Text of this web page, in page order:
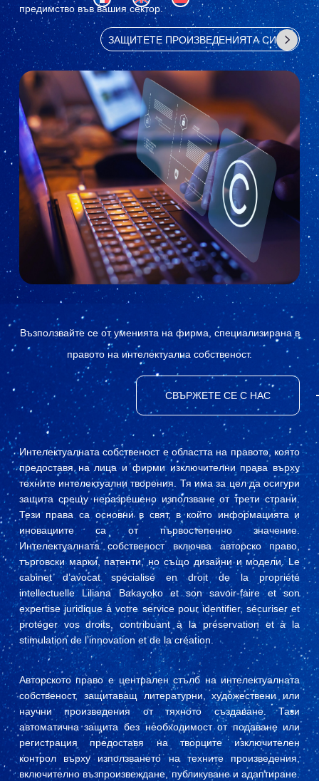
предимство във вашия сектор.
ЗАЩИТЕТЕ ПРОИЗВЕДЕНИЯТА СИ
Възползвайте се от уменията на фирма, специализирана в
правото на интелектуална собственост.
СВЪРЖЕТЕ СЕ С НАС
Интелектуалната собственост е областта на правото, която
предоставя на лица и фирми изключителни права върху
техните интелектуални творения. Тя има за цел да осигури
защита срещу неразрешено използване от трети страни.
Тези права са основни в свят, в който информацията и
иновациите са от първостепенно значение.
Интелектуалната собственост включва авторско право,
търговски марки, патенти, но също дизайни и модели. Le
cabinet d’avocat spécialisé en droit de la propriété
intellectuelle Liliana Bakayoko et son savoir-faire et son
expertise juridique à votre service pour identifier, sécuriser et
protéger vos droits, contribuant à la préservation et à la
stimulation de l’innovation et de la création.
Авторското право е централен стълб на интелектуалната
собственост, защитаващ литературни, художествени или
научни произведения от тяхното създаване. Тази
автоматична защита без необходимост от подаване или
регистрация предоставя на творците изключителен
контрол върху използването на техните произведения,
включително възпроизвеждане, публикуване и адаптиране.